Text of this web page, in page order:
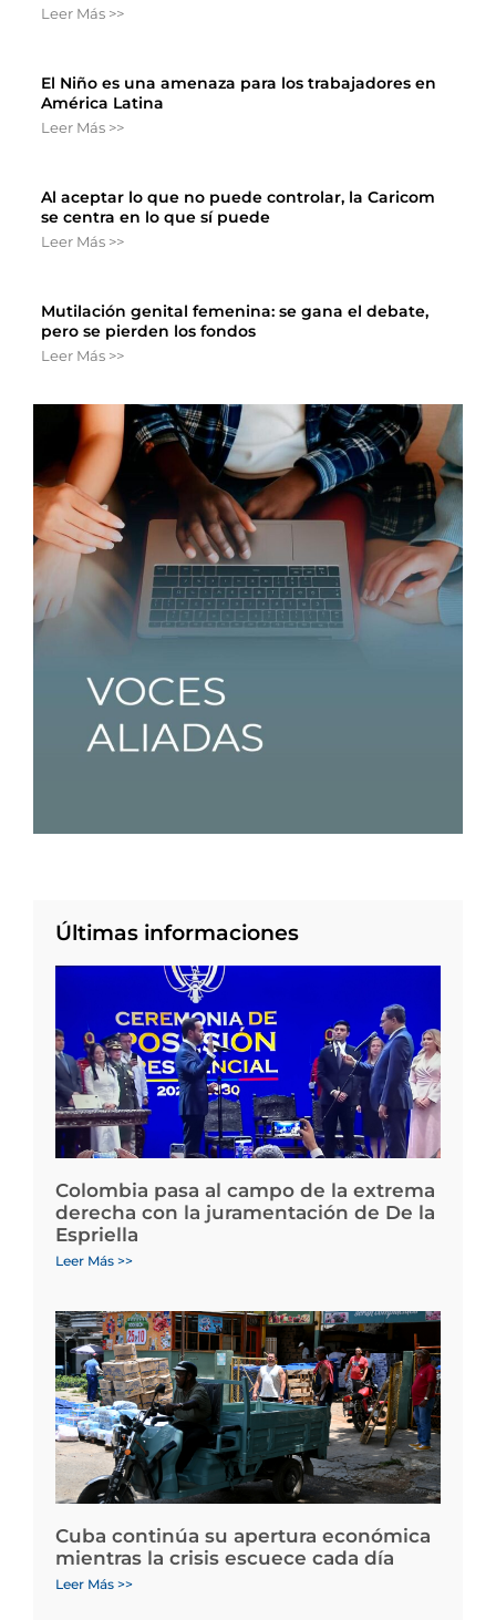
Leer Más >>
El Niño es una amenaza para los trabajadores en
América Latina
Leer Más >>
Al aceptar lo que no puede controlar, la Caricom
se centra en lo que sí puede
Leer Más >>
Mutilación genital femenina: se gana el debate,
pero se pierden los fondos
Leer Más >>
Últimas informaciones
Colombia pasa al campo de la extrema
derecha con la juramentación de De la
Espriella
Leer Más >>
Cuba continúa su apertura económica
mientras la crisis escuece cada día
Leer Más >>